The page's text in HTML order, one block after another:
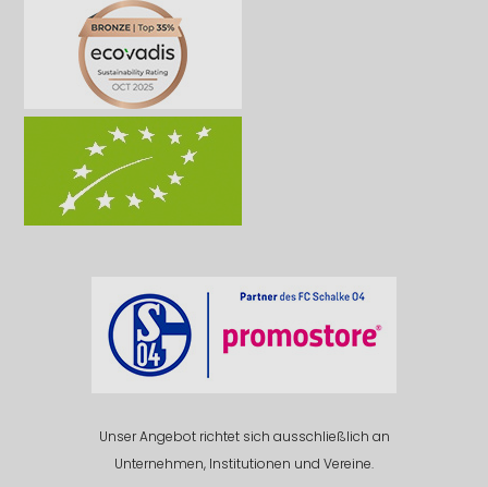
Unser Angebot richtet sich ausschließlich an
Unternehmen, Institutionen und Vereine.